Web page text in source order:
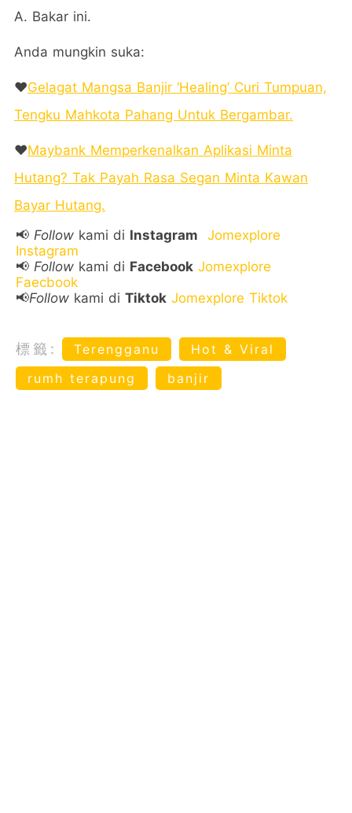
A. Bakar ini.
Anda mungkin suka:
❤️Gelagat Mangsa Banjir ‘Healing’ Curi Tumpuan,
Tengku Mahkota Pahang Untuk Bergambar.
❤️Maybank Memperkenalkan Aplikasi Minta
Hutang? Tak Payah Rasa Segan Minta Kawan
Bayar Hutang.
📢 Follow kami di Instagram
Jomexplore
Instagram
📢 Follow kami di Facebook Jomexplore
Faecbook
📢Follow kami di Tiktok Jomexplore Tiktok
標籤: Terengganu
Hot & Viral
rumh terapung
banjir